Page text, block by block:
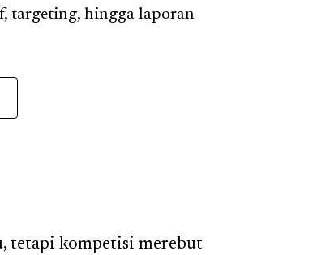
targeting, hingga laporan
tetapi kompetisi merebut